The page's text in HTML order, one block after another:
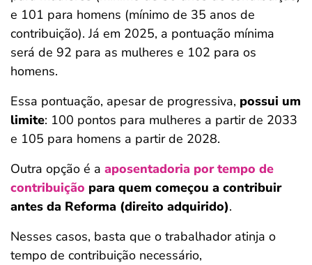
e 101 para homens (mínimo de 35 anos de
contribuição). Já em 2025, a pontuação mínima
será de 92 para as mulheres e 102 para os
homens.
Essa pontuação, apesar de progressiva, possui um
limite: 100 pontos para mulheres a partir de 2033
e 105 para homens a partir de 2028.
Outra opção é a aposentadoria por tempo de
contribuição para quem começou a contribuir
antes da Reforma (direito adquirido).
Nesses casos, basta que o trabalhador atinja o
tempo de contribuição necessário,